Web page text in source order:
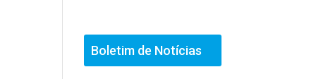
Boletim de Notícias